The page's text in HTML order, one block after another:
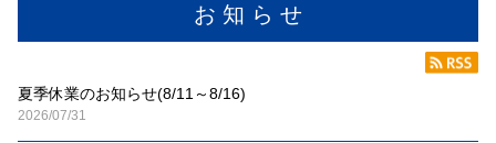
お 知 ら せ
夏季休業のお知らせ(8/11～8/16)
2026/07/31